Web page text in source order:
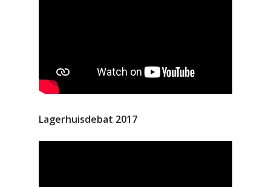
Lagerhuisdebat 2017